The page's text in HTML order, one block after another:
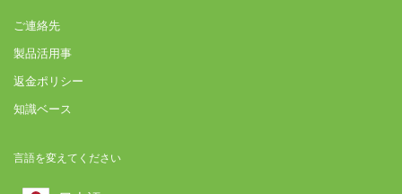
ご連絡先
製品活用事
返金ポリシー
知識ベース
言語を変えてください